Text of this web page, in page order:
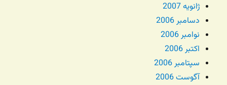
ژانویه 2007
دسامبر 2006
نوامبر 2006
اکتبر 2006
سپتامبر 2006
آگوست 2006